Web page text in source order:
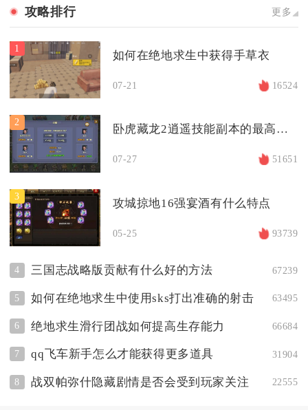
攻略排行 更多
1
如何在绝地求生中获得手草衣
07-21 16524
2
卧虎藏龙2逍遥技能副本的最高难度有多高
07-27 51651
3
攻城掠地16强宴酒有什么特点
05-25 93739
4 三国志战略版贡献有什么好的方法 67239
5 如何在绝地求生中使用sks打出准确的射击 63495
6 绝地求生滑行团战如何提高生存能力 66684
7 qq飞车新手怎么才能获得更多道具 31904
8 战双帕弥什隐藏剧情是否会受到玩家关注 22555